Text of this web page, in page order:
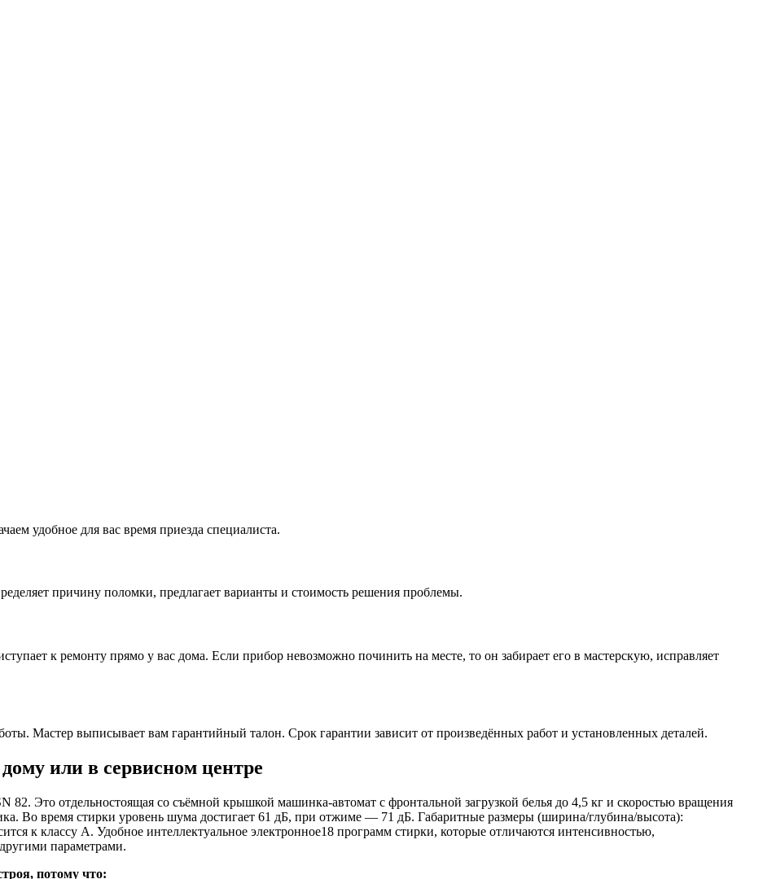
удобное для вас время приезда специалиста.
причину поломки, предлагает варианты и стоимость решения проблемы.
к ремонту прямо у вас дома. Если прибор невозможно починить на месте, то он забирает его в мастерскую, исправляет
Мастер выписывает вам гарантийный талон. Срок гарантии зависит от произведённых работ и установленных деталей.
или в сервисном центре
Это отдельностоящая со съёмной крышкой машинка-автомат с фронтальной загрузкой белья до 4,5 кг и скоростью вращения
Во время стирки уровень шума достигает 61 дБ, при отжиме — 71 дБ. Габаритные размеры (ширина/глубина/высота):
к классу A. Удобное интеллектуальное электронное18 программ стирки, которые отличаются интенсивностью,
параметрами.
потому что: